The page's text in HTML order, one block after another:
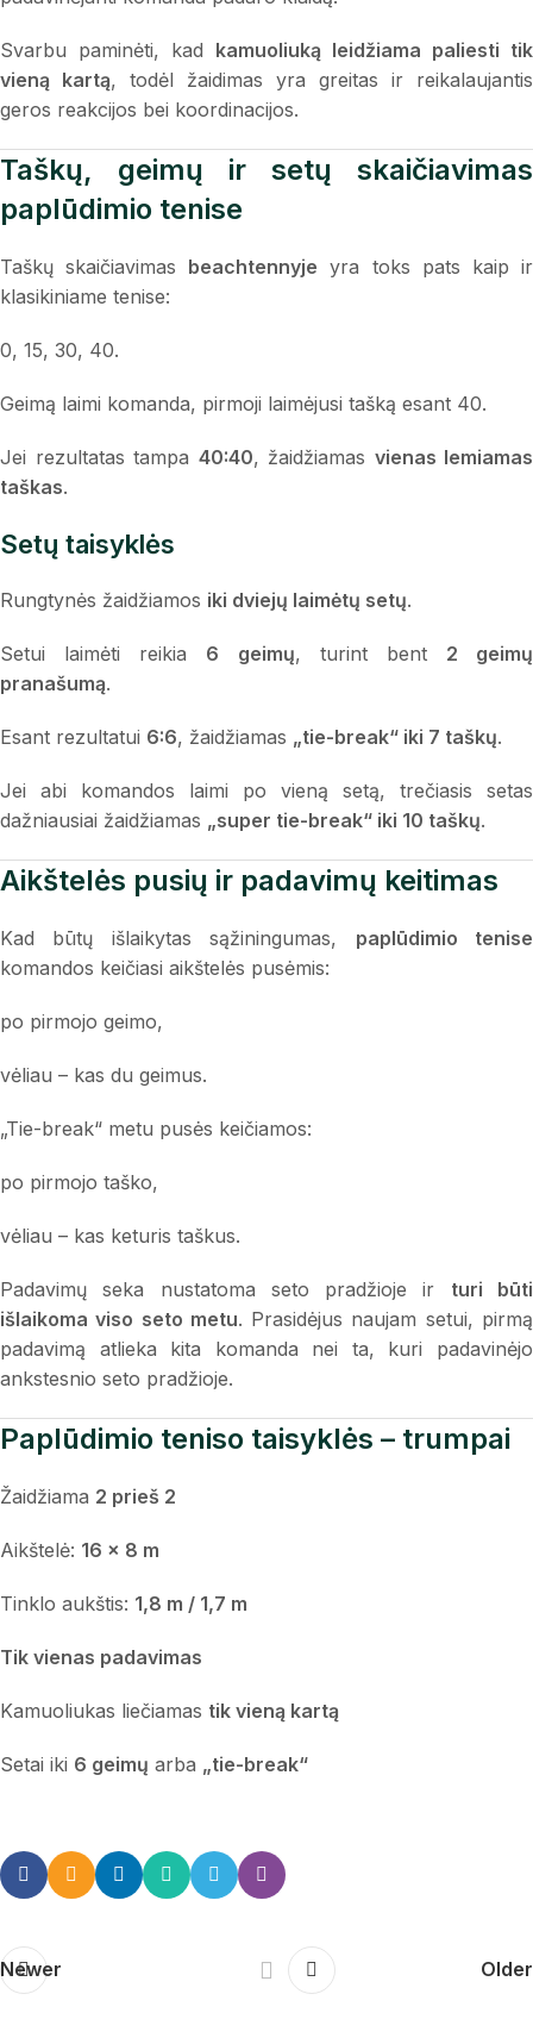
Svarbu paminėti, kad kamuoliuką leidžiama paliesti tik
vieną kartą, todėl žaidimas yra greitas ir reikalaujantis
geros reakcijos bei koordinacijos.
Taškų, geimų ir setų skaičiavimas
paplūdimio tenise
Taškų skaičiavimas beachtennyje yra toks pats kaip ir
klasikiniame tenise:
0, 15, 30, 40.
Geimą laimi komanda, pirmoji laimėjusi tašką esant 40.
Jei rezultatas tampa 40:40, žaidžiamas vienas lemiamas
taškas.
Setų taisyklės
Rungtynės žaidžiamos iki dviejų laimėtų setų.
Setui laimėti reikia 6 geimų, turint bent 2 geimų
pranašumą.
Esant rezultatui 6:6, žaidžiamas „tie-break“ iki 7 taškų.
Jei abi komandos laimi po vieną setą, trečiasis setas
dažniausiai žaidžiamas „super tie-break“ iki 10 taškų.
Aikštelės pusių ir padavimų keitimas
Kad būtų išlaikytas sąžiningumas, paplūdimio tenise
komandos keičiasi aikštelės pusėmis:
po pirmojo geimo,
vėliau – kas du geimus.
„Tie-break“ metu pusės keičiamos:
po pirmojo taško,
vėliau – kas keturis taškus.
Padavimų seka nustatoma seto pradžioje ir turi būti
išlaikoma viso seto metu. Prasidėjus naujam setui, pirmą
padavimą atlieka kita komanda nei ta, kuri padavinėjo
ankstesnio seto pradžioje.
Paplūdimio teniso taisyklės – trumpai
Žaidžiama 2 prieš 2
Aikštelė: 16 × 8 m
Tinklo aukštis: 1,8 m / 1,7 m
Tik vienas padavimas
Kamuoliukas liečiamas tik vieną kartą
Setai iki 6 geimų arba „tie-break“
Newer Older